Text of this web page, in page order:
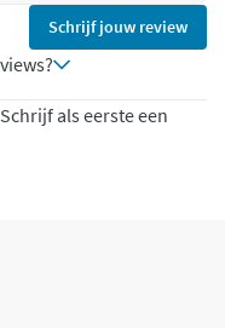
Schrijf jouw review
als eerste een